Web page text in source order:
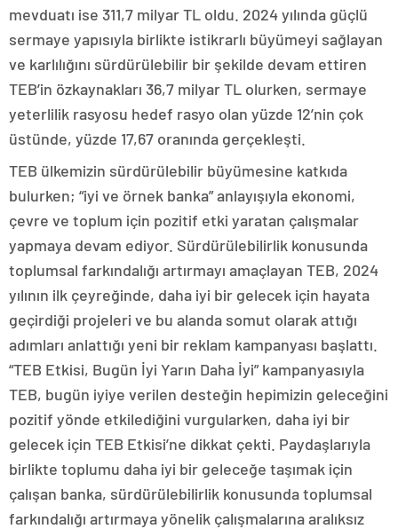
mevduatı ise 311,7 milyar TL oldu. 2024 yılında güçlü
sermaye yapısıyla birlikte istikrarlı büyümeyi sağlayan
ve karlılığını sürdürülebilir bir şekilde devam ettiren
TEB’in özkaynakları 36,7 milyar TL olurken, sermaye
yeterlilik rasyosu hedef rasyo olan yüzde 12’nin çok
üstünde, yüzde 17,67 oranında gerçekleşti.
TEB ülkemizin sürdürülebilir büyümesine katkıda
bulurken; “iyi ve örnek banka” anlayışıyla ekonomi,
çevre ve toplum için pozitif etki yaratan çalışmalar
yapmaya devam ediyor. Sürdürülebilirlik konusunda
toplumsal farkındalığı artırmayı amaçlayan TEB, 2024
yılının ilk çeyreğinde, daha iyi bir gelecek için hayata
geçirdiği projeleri ve bu alanda somut olarak attığı
adımları anlattığı yeni bir reklam kampanyası başlattı.
“TEB Etkisi, Bugün İyi Yarın Daha İyi” kampanyasıyla
TEB, bugün iyiye verilen desteğin hepimizin geleceğini
pozitif yönde etkilediğini vurgularken, daha iyi bir
gelecek için TEB Etkisi’ne dikkat çekti. Paydaşlarıyla
birlikte toplumu daha iyi bir geleceğe taşımak için
çalışan banka, sürdürülebilirlik konusunda toplumsal
farkındalığı artırmaya yönelik çalışmalarına aralıksız